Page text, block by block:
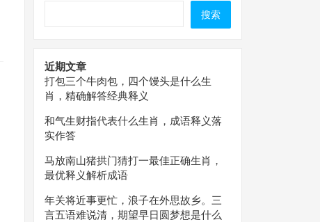
搜索
近期文章
打包三个牛肉包，四个馒头是什么生
肖，精确解答经典释义
和气生财指代表什么生肖，成语释义落
实作答
马放南山猪拱门猜打一最佳正确生肖，
最优释义解析成语
年关将近事更忙，浪子在外思故乡。三
言五语难说清，期望早日圆梦想是什么